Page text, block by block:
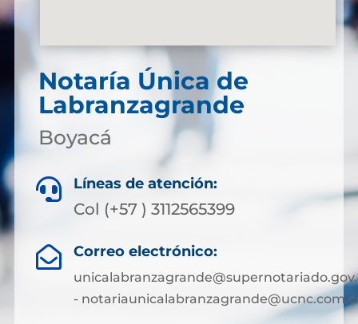
Notaría Única de
Labranzagrande
Boyacá
 Líneas de atención:
Col (+57 ) 3112565399
 Correo electrónico:
-